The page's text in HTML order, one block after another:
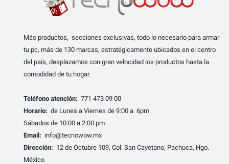
Más productos, secciones exclusivas, todo lo necesario para armar
tu pc, más de 130 marcas, estratégicamente ubicados en el centro
del país, desplazamos con gran velocidad los productos hasta la
comodidad de tu hogar.
Teléfono atención: 771 473 09 00
Horario: de Lunes a Viernes de 9:00 a 6pm
Sábados de 10:00 a 2:00 pm
Email: info@tecnowow.mx
Dirección: 12 de Octubre 109, Col. San Cayetano, Pachuca, Hgo.
México